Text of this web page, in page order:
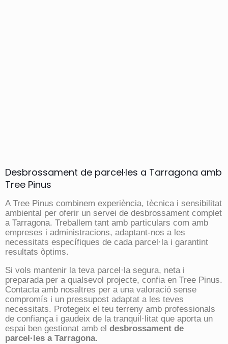
Desbrossament de parcel·les a Tarragona amb
Tree Pinus
A Tree Pinus combinem experiència, tècnica i sensibilitat
ambiental per oferir un servei de desbrossament complet
a Tarragona. Treballem tant amb particulars com amb
empreses i administracions, adaptant-nos a les
necessitats específiques de cada parcel·la i garantint
resultats òptims.
Si vols mantenir la teva parcel·la segura, neta i
preparada per a qualsevol projecte, confia en Tree Pinus.
Contacta amb nosaltres per a una valoració sense
compromís i un pressupost adaptat a les teves
necessitats. Protegeix el teu terreny amb professionals
de confiança i gaudeix de la tranquil·litat que aporta un
espai ben gestionat amb el desbrossament de
parcel·les a Tarragona.